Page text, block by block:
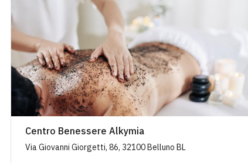
Centro Benessere Alkymia
Via Giovanni Giorgetti, 86, 32100 Belluno BL